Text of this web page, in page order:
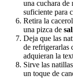
una cuchara de
suficiente para
Retira la
una pizca de sal
Deja que las
de refrigerarlas
adquieran la
Sirve las
un toque de